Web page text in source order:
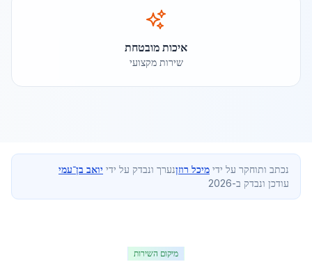
איכות מובטחת
שירות מקצועי
נכתב ותוחקר על ידי מיכל רוזןנערך ונבדק על ידי יואב בן־עמי
עודכן ונבדק ב-2026
מיקום השירות